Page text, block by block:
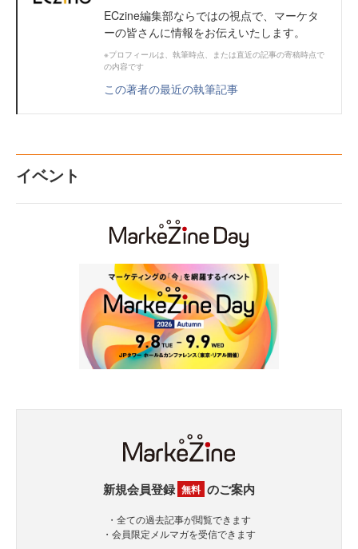
ECzine編集部ならではの視点で、マーケタ
ーの皆さんに情報をお伝えいたします。
※プロフィールは、執筆時点、または直近の記事の寄稿時点で
の内容です
この著者の最近の執筆記事
イベント
新規会員登録 無料 のご案内
・全ての過去記事が閲覧できます
・会員限定メルマガを受信できます